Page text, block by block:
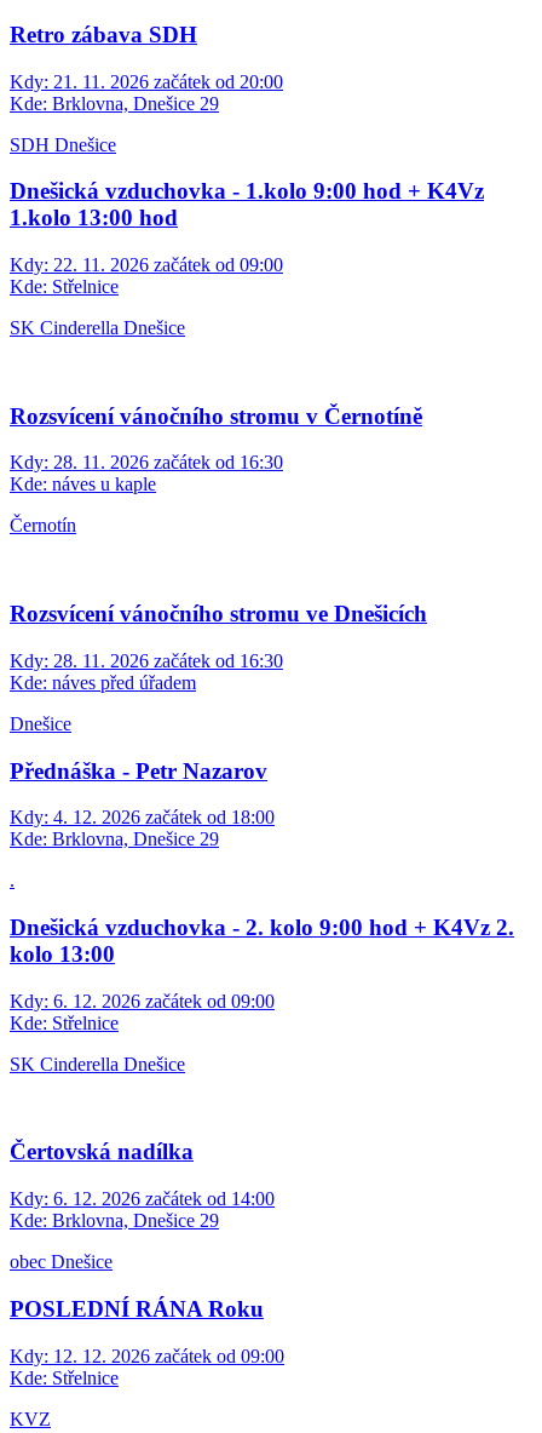
Retro zábava SDH
Kdy: 21. 11. 2026 začátek od 20:00
Kde: Brklovna, Dnešice 29
SDH Dnešice
Dnešická vzduchovka - 1.kolo 9:00 hod + K4Vz
1.kolo 13:00 hod
Kdy: 22. 11. 2026 začátek od 09:00
Kde: Střelnice
SK Cinderella Dnešice
Rozsvícení vánočního stromu v Černotíně
Kdy: 28. 11. 2026 začátek od 16:30
Kde: náves u kaple
Černotín
Rozsvícení vánočního stromu ve Dnešicích
Kdy: 28. 11. 2026 začátek od 16:30
Kde: náves před úřadem
Dnešice
Přednáška - Petr Nazarov
Kdy: 4. 12. 2026 začátek od 18:00
Kde: Brklovna, Dnešice 29
.
Dnešická vzduchovka - 2. kolo 9:00 hod + K4Vz 2.
kolo 13:00
Kdy: 6. 12. 2026 začátek od 09:00
Kde: Střelnice
SK Cinderella Dnešice
Čertovská nadílka
Kdy: 6. 12. 2026 začátek od 14:00
Kde: Brklovna, Dnešice 29
obec Dnešice
POSLEDNÍ RÁNA Roku
Kdy: 12. 12. 2026 začátek od 09:00
Kde: Střelnice
KVZ